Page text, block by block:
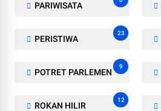
PARIWISATA
PERISTIWA
23
POTRET PARLEMEN
9
ROKAN HILIR
12